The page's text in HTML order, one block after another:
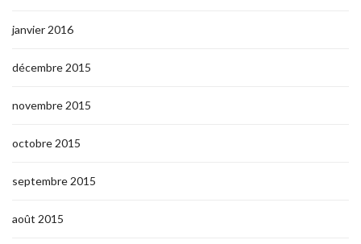
janvier 2016
décembre 2015
novembre 2015
octobre 2015
septembre 2015
août 2015